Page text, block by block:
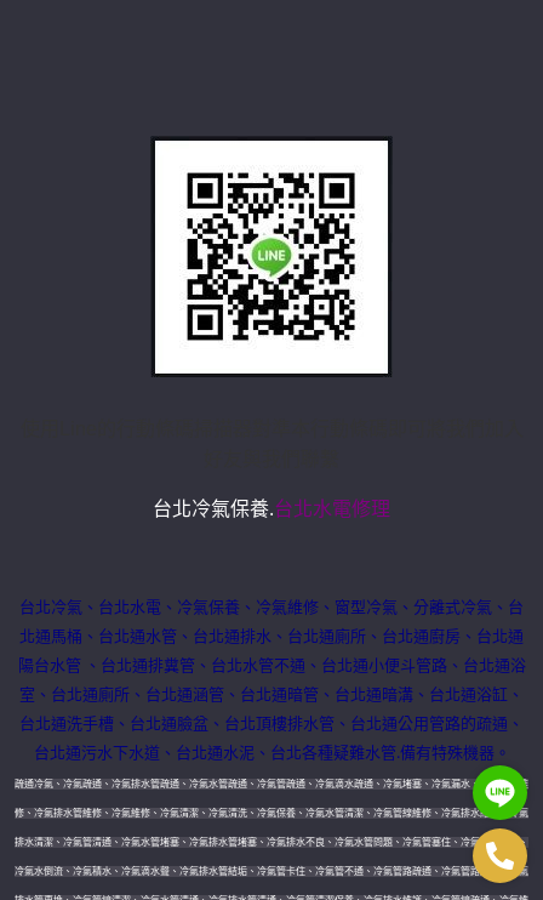
台北冷氣保養.台北水電修理
台北冷氣 、台北水電 、冷氣保養 、冷氣維修 、窗型冷氣 、分離式冷氣 、 台
北通馬桶、 台北通水管、 台北通排水、 台北通廁所、 台北通廚房、 台北通
陽台水管 、 台北通排糞管、 台北水管不通、 台北通小便斗管路、 台北通浴
室、 台北通廁所、 台北通涵管、 台北通暗管、 台北通暗溝、 台北通浴缸、
台北通洗手槽、 台北通臉盆、 台北頂樓排水管、 台北通公用管路的疏通、
台北通污水下水道、 台北通水泥、台北各種疑難水管.備有特殊機器。
疏通冷氣、冷氣疏通、冷氣排水管疏通、冷氣水管疏通、冷氣管疏通、冷氣滴水疏通、冷氣堵塞、冷氣漏水、冷氣漏水維
修、冷氣排水管維修、冷氣維修、冷氣清潔、冷氣清洗、冷氣保養、冷氣水管清潔、冷氣管線維修、冷氣排水維修、冷氣
排水清潔、冷氣管清通、冷氣水管堵塞、冷氣排水管堵塞、冷氣排水不良、冷氣水管問題、冷氣管塞住、冷氣水管破裂、
冷氣水倒流、冷氣積水、冷氣滴水聲、冷氣排水管結垢、冷氣管卡住、冷氣管不通、冷氣管路疏通、冷氣管路維修、冷氣